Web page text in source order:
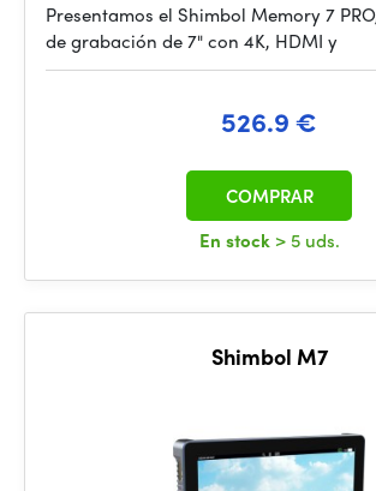
Presentamos el Shimbol Memory 7
de grabación de 7" con 4K, HDMI y
526.9 €
En stock > 5 uds.
COMPRAR
Shimbol M7